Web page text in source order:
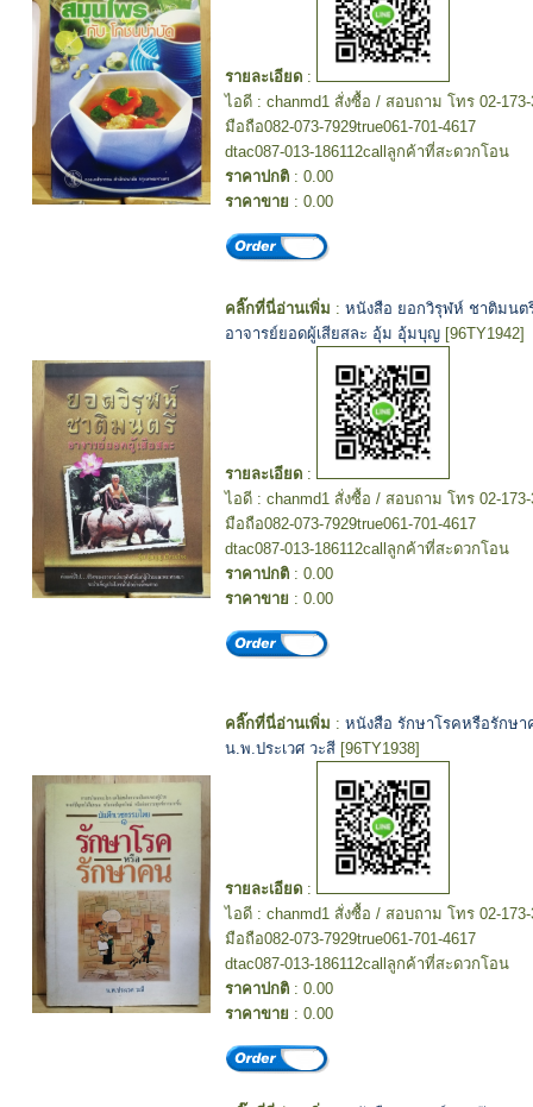
รายละเอียด :
ไอดี : chanmd1 สั่งซื้อ / สอบถาม โทร 02-173-
มือถือ082-073-7929true061-701-4617
dtac087-013-186112callลูกค้าที่สะดวกโอน
ราคาปกติ : 0.00
ราคาขาย : 0.00
คลิ๊กที่นี่อ่านเพิ่ม : หนังสือ ยอกวิรุฬห์ ชาติมนต
อาจารย์ยอดผู้เสียสละ อุ้ม อุ้มบุญ [96TY1942]
รายละเอียด :
ไอดี : chanmd1 สั่งซื้อ / สอบถาม โทร 02-173-
มือถือ082-073-7929true061-701-4617
dtac087-013-186112callลูกค้าที่สะดวกโอน
ราคาปกติ : 0.00
ราคาขาย : 0.00
คลิ๊กที่นี่อ่านเพิ่ม : หนังสือ รักษาโรคหรือรักษา
น.พ.ประเวศ วะสี [96TY1938]
รายละเอียด :
ไอดี : chanmd1 สั่งซื้อ / สอบถาม โทร 02-173-
มือถือ082-073-7929true061-701-4617
dtac087-013-186112callลูกค้าที่สะดวกโอน
ราคาปกติ : 0.00
ราคาขาย : 0.00